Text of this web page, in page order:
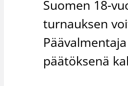
Suomen 18-
turnauksen
päätöksenä